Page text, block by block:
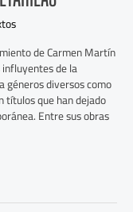
de Carmen Martín
de la
géneros diversos como
títulos que han dejado
Entre sus obras